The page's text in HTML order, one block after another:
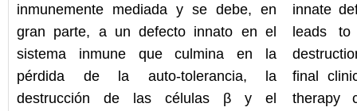
inmunemente mediada y se debe, en
gran parte, a un defecto innato en el
sistema inmune que culmina en la
pérdida de la auto-tolerancia, la
destrucción de las células β y el
innate
leads to
final
therapy